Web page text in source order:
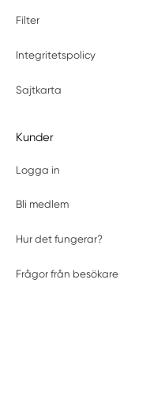
Filter
Integritetspolicy
Sajtkarta
Kunder
Logga in
Bli medlem
Hur det fungerar?
Frågor från besökare